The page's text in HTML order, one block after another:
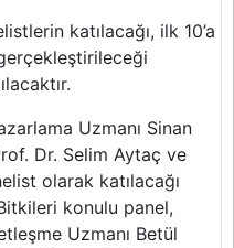
katılacağı, ilk 10’a
Uzmanı Sinan
Dr. Selim Aytaç ve
olarak katılacağı
konulu panel,
Uzmanı Betül